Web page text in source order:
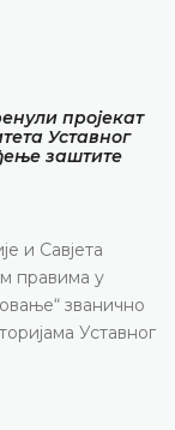
пројекат
Уставног
заштите
и Савјета
правима у
званично
Уставног